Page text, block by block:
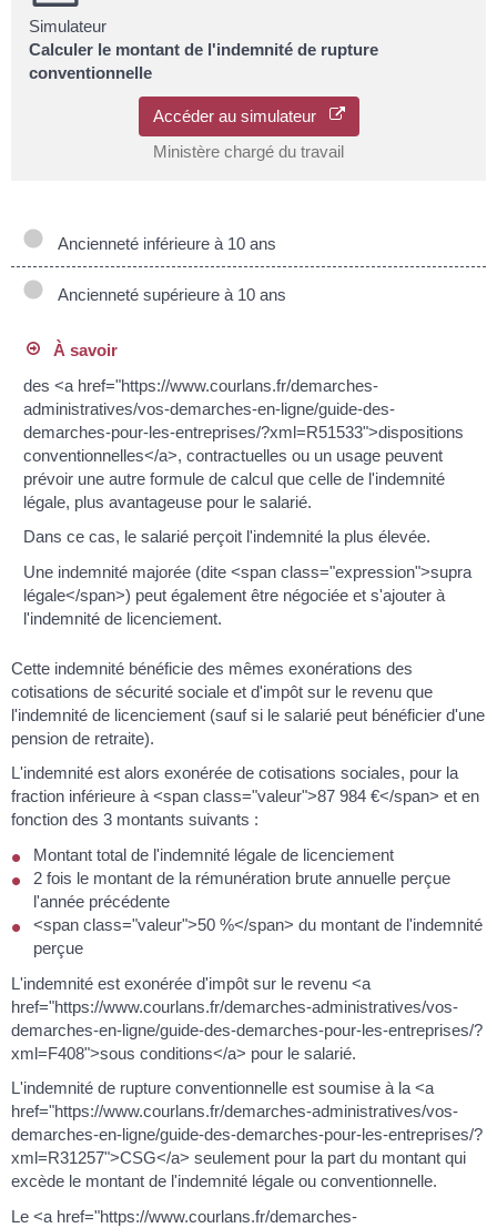
Simulateur
Calculer le montant de l'indemnité de rupture
conventionnelle
Accéder au simulateur
Ministère chargé du travail
Ancienneté inférieure à 10 ans
Ancienneté supérieure à 10 ans
À savoir
des <a href="https://www.courlans.fr/demarches-
administratives/vos-demarches-en-ligne/guide-des-
demarches-pour-les-entreprises/?xml=R51533">dispositions
conventionnelles</a>, contractuelles ou un usage peuvent
prévoir une autre formule de calcul que celle de l'indemnité
légale, plus avantageuse pour le salarié.
Dans ce cas, le salarié perçoit l'indemnité la plus élevée.
Une indemnité majorée (dite <span class="expression">supra
légale</span>) peut également être négociée et s'ajouter à
l'indemnité de licenciement.
Cette indemnité bénéficie des mêmes exonérations des
cotisations de sécurité sociale et d'impôt sur le revenu que
l'indemnité de licenciement (sauf si le salarié peut bénéficier d'une
pension de retraite).
L'indemnité est alors exonérée de cotisations sociales, pour la
fraction inférieure à <span class="valeur">87 984 €</span> et en
fonction des 3 montants suivants :
Montant total de l'indemnité légale de licenciement
2 fois le montant de la rémunération brute annuelle perçue
l'année précédente
<span class="valeur">50 %</span> du montant de l'indemnité
perçue
L'indemnité est exonérée d'impôt sur le revenu <a
href="https://www.courlans.fr/demarches-administratives/vos-
demarches-en-ligne/guide-des-demarches-pour-les-entreprises/?
xml=F408">sous conditions</a> pour le salarié.
L'indemnité de rupture conventionnelle est soumise à la <a
href="https://www.courlans.fr/demarches-administratives/vos-
demarches-en-ligne/guide-des-demarches-pour-les-entreprises/?
xml=R31257">CSG</a> seulement pour la part du montant qui
excède le montant de l'indemnité légale ou conventionnelle.
Le <a href="https://www.courlans.fr/demarches-